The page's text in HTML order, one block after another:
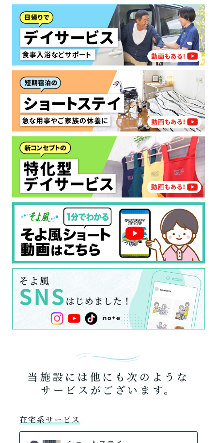
当施設には他にも次のような
サービスがございます。
在宅系サービス
診断スタート
非該当(自立)
と判定された
施設へ移り住みたい
来てもらいたい
いいえ
一時的に宿泊したい
要介護３～５